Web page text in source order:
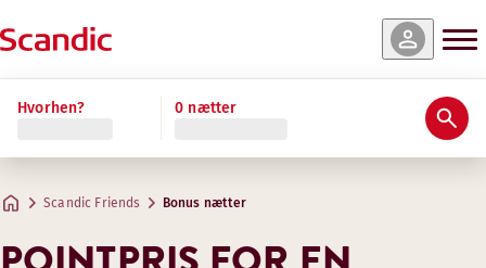
Hvorhen? 0 nætter
Scandic Friends Bonus nætter
SÅDAN BOOKER DU EN BONUSNAT
Book en bonusnat nemt online. Log ind, vælg “bonusnat” i